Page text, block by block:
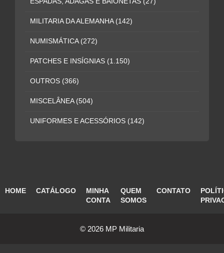
MILITARIA DA ALEMANHA (142)
NUMISMÁTICA (272)
PATCHES E INSÍGNIAS (1.150)
OUTROS (366)
MISCELÂNEA (504)
UNIFORMES E ACESSÓRIOS (142)
HOME CATÁLOGO
MINHA
CONTA
QUEM
SOMOS
CONTATO
© 2026 MP Militaria